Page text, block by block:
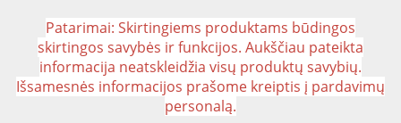
Patarimai: Skirtingiems produktams būdingos
skirtingos savybės ir funkcijos. Aukščiau pateikta
informacija neatskleidžia visų produktų savybių.
Išsamesnės informacijos prašome kreiptis į pardavimų
personalą.